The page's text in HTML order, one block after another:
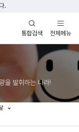
.
통합검색
열기
전체메뉴
열기
을 발휘하는 나라!